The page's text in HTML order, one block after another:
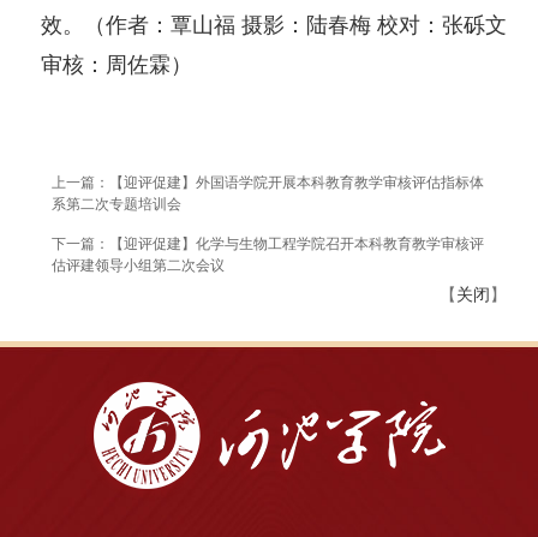
效。（作者：覃山福 摄影：陆春梅 校对：张砾文
审核：周佐霖）
上一篇：【迎评促建】外国语学院开展本科教育教学审核评估指标体
系第二次专题培训会
下一篇：【迎评促建】化学与生物工程学院召开本科教育教学审核评
估评建领导小组第二次会议
【关闭】